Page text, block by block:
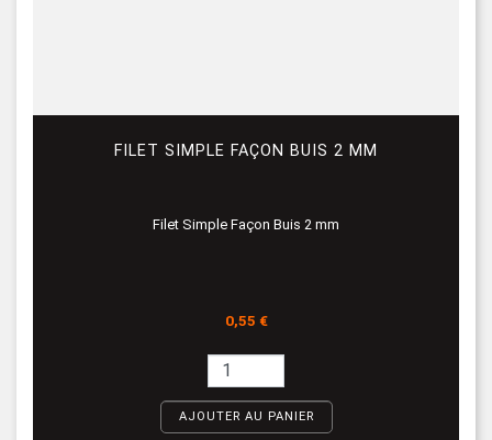
FILET SIMPLE FAÇON BUIS 2 MM
Filet Simple Façon Buis 2 mm
Prix
0,55 €
AJOUTER AU PANIER